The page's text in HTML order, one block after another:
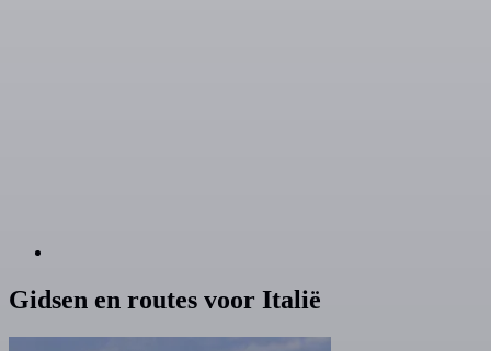
Gidsen en routes voor Italië